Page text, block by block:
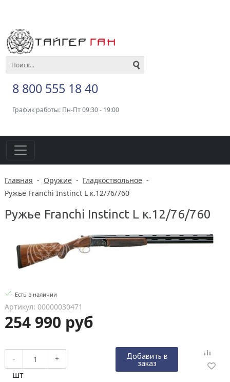
8 800 555 18 40
График работы: Пн-Пт 09:30 - 19:00
Главная - Оружие - Гладкоствольное -
Ружье Franchi Instinct L к.12/76/760
Ружье Franchi Instinct L к.12/76/760
Есть в наличии
Артикул: 00000030471
254 990 руб
- +
шт
Добавить в
заказ